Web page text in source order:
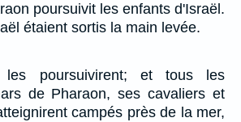
poursuivit les enfants d'Israël.
étaient sortis la main levée.
les poursuivirent; et tous les
de Pharaon, ses cavaliers et
campés près de la mer,